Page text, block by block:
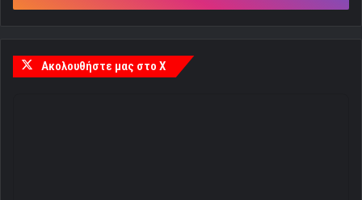
Ακολουθήστε μας στο X